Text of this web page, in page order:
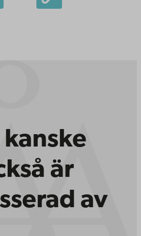
kanske
är
av